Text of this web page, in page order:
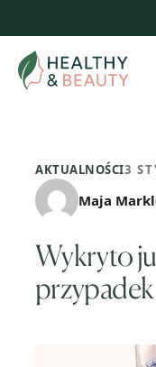
treści
AKTUALNOŚCI3
Maja
Wykryto